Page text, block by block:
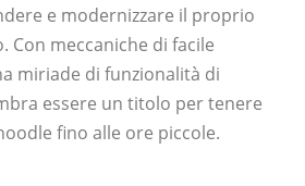
e modernizzare il proprio
Con meccaniche di facile
miriade di funzionalità di
essere un titolo per tenere
fino alle ore piccole.